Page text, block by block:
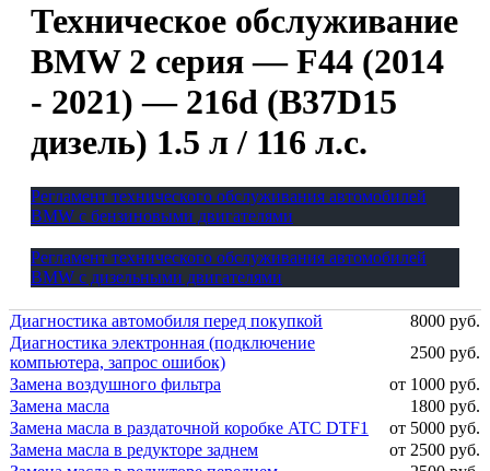
Техническое обслуживание
BMW 2 серия — F44 (2014
- 2021) — 216d (B37D15
дизель) 1.5 л / 116 л.с.
Регламент технического обслуживания автомобилей
BMW с бензиновыми двигателями
Регламент технического обслуживания автомобилей
BMW с дизельными двигателями
Диагностика автомобиля перед покупкой
8000 руб.
Диагностика электронная (подключение
компьютера, запрос ошибок)
2500 руб.
Замена воздушного фильтра
от 1000 руб.
Замена масла
1800 руб.
Замена масла в раздаточной коробке ATC DTF1
от 5000 руб.
Замена масла в редукторе заднем
от 2500 руб.